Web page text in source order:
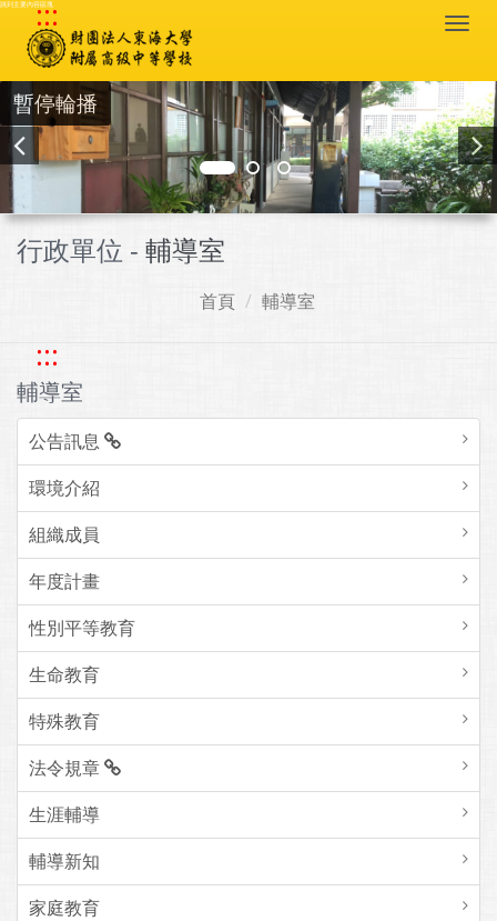
跳到主要內容區塊
:::
暫停輪播
行政單位 - 輔導室
首頁 輔導室
:::
輔導室
公告訊息
環境介紹
組織成員
年度計畫
性別平等教育
生命教育
特殊教育
法令規章
生涯輔導
輔導新知
家庭教育